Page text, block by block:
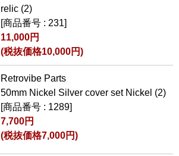
relic (2)
[商品番号 : 231]
11,000円
(税抜価格10,000円)
Retrovibe Parts
50mm Nickel Silver cover set Nickel (2)
[商品番号 : 1289]
7,700円
(税抜価格7,000円)